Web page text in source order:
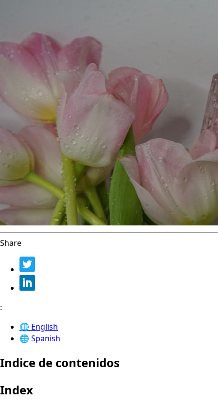
Share
:
🌐 English
🌐 Spanish
Indice de contenidos
Index